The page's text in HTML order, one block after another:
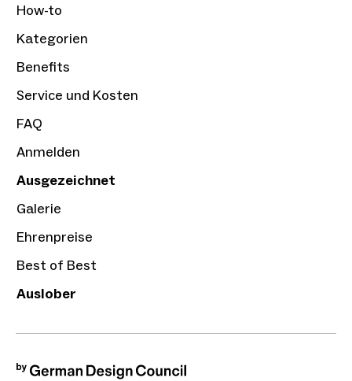
How-to
Kategorien
Benefits
Service und Kosten
FAQ
Anmelden
Ausgezeichnet
Galerie
Ehrenpreise
Best of Best
Auslober